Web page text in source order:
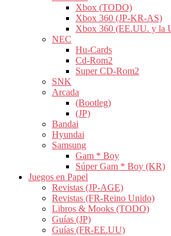
Xbox (TODO)
Xbox 360 (JP-KR-AS)
Xbox 360 (EE.UU. y la
NEC
Hu-Cards
Cd-Rom2
Super CD-Rom2
SNK
Arcada
(Bootleg)
(JP)
Bandai
Hyundai
Samsung
Gam * Boy
Súper Gam * Boy (KR)
Juegos en Papel
Revistas (JP-AGE)
Revistas (FR-Reino Unido)
Libros & Mooks (TODO)
Guías (JP)
Guías (FR-EE.UU)